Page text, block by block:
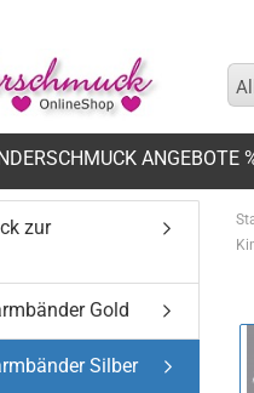
ANGEBOTE
zur
Gold
Silber